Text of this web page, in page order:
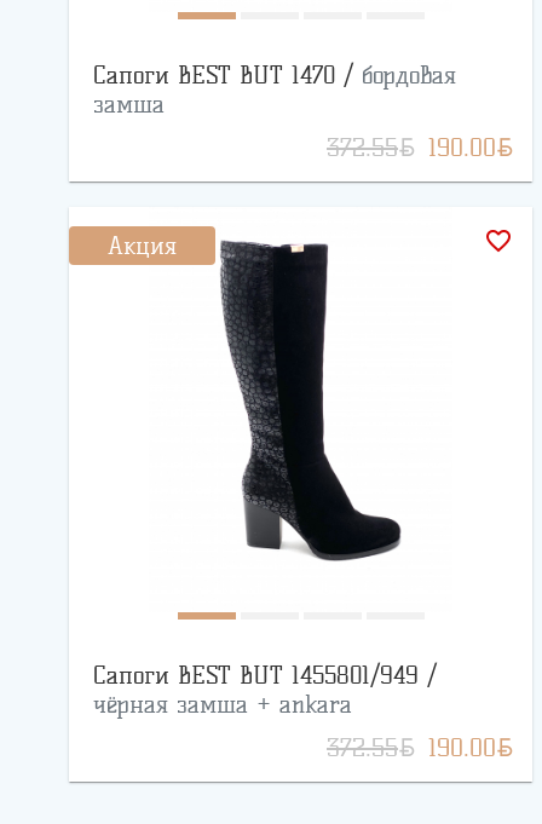
Сапоги BEST BUT 1470 / бордовая
замша
372.55BYN 190.00BYN
Акция favorite_border
Сапоги BEST BUT 1455801/949 /
чёрная замша + ankara
372.55BYN 190.00BYN